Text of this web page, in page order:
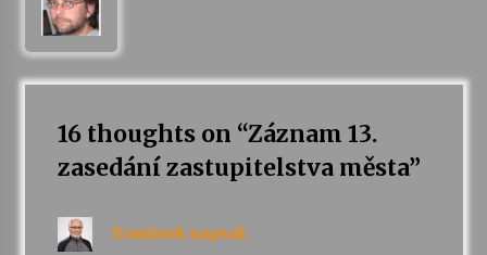
16 thoughts on “Záznam 13.
zasedání zastupitelstva města”
frantisek napsal: